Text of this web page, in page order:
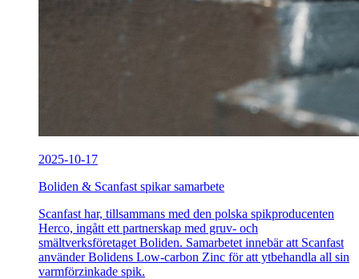
2025-10-17
Boliden & Scanfast spikar samarbete
Scanfast har, tillsammans med den polska spikproducenten
Herco, ingått ett partnerskap med gruv- och
smältverksföretaget Boliden. Samarbetet innebär att Scanfast
använder Bolidens Low-carbon Zinc för att ytbehandla all sin
varmförzinkade spik.